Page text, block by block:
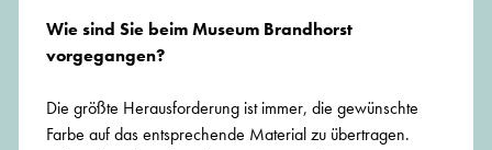
Wie sind Sie beim Museum Brandhorst
vorgegangen?
Die größte Herausforderung ist immer, die gewünschte
Farbe auf das entsprechende Material zu übertragen.